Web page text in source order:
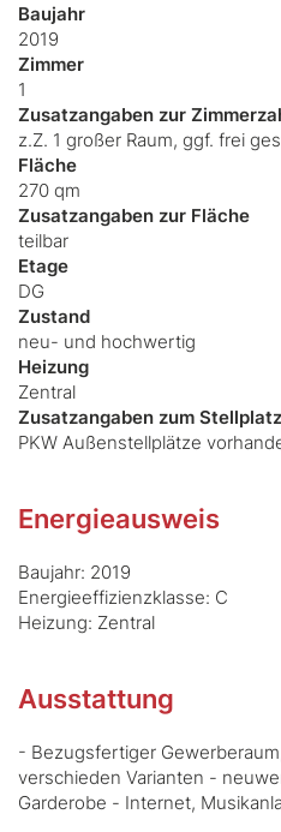
Baujahr
2019
Zimmer
1
Zusatzangaben zur
z.Z. 1 großer Raum, ggf. frei
Fläche
270 qm
Zusatzangaben zur Fläche
teilbar
Etage
DG
Zustand
neu- und hochwertig
Heizung
Zentral
Zusatzangaben zum
PKW Außenstellplätze
Energieausweis
Baujahr: 2019
Energieeffizienzklasse: C
Heizung: Zentral
Ausstattung
- Bezugsfertiger
verschieden Varianten -
Garderobe - Internet,